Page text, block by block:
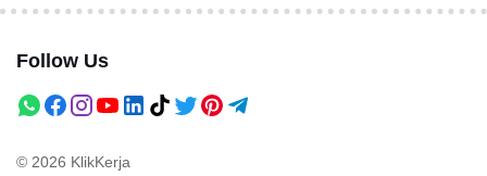
Follow Us
© 2026 KlikKerja